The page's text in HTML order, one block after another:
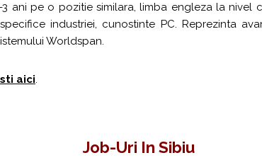
ani pe o pozitie similara, limba engleza la nivel
industriei, cunostinte PC. Reprezinta
Worldspan.
aici.
Job-Uri In Sibiu